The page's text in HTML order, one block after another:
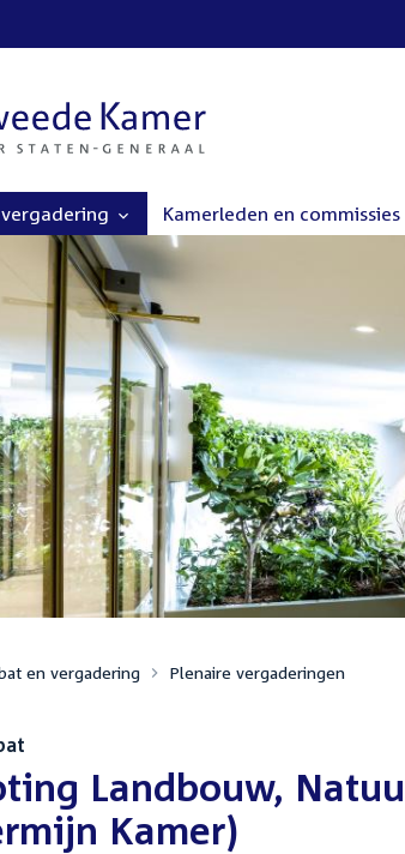
Kamerleden en commissies
en vergadering Plenaire vergaderingen
Landbouw,
Kamer)